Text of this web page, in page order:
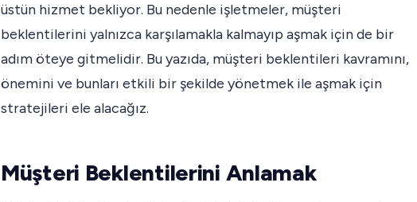
üstün hizmet bekliyor. Bu nedenle işletmeler, müşteri
beklentilerini yalnızca karşılamakla kalmayıp aşmak için de bir
adım öteye gitmelidir. Bu yazıda, müşteri beklentileri kavramını,
önemini ve bunları etkili bir şekilde yönetmek ile aşmak için
stratejileri ele alacağız.
Müşteri Beklentilerini Anlamak